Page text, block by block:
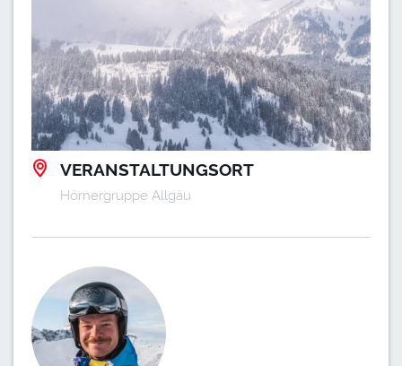
VERANSTALTUNGSORT
Hörnergruppe Allgäu